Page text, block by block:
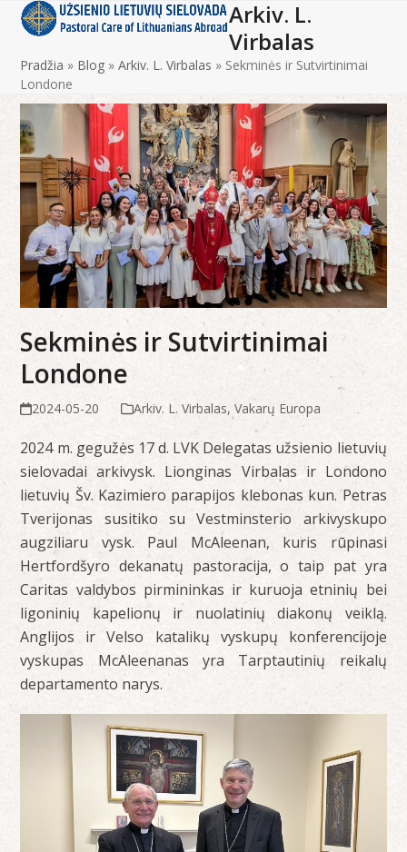
SkipOpen
mobile
menu
Close
mobile
menu
Arkiv. L.
Virbalas
Pradžia » Blog »Arkiv. L. Virbalas » Sekminės ir Sutvirtinimai
Londone
Sekminės ir Sutvirtinimai
Londone
2024-05-20 Arkiv. L. Virbalas, Vakarų Europa
2024 m. gegužės 17 d. LVK Delegatas užsienio lietuvių
sielovadai arkivysk. Lionginas Virbalas ir Londono
lietuvių Šv. Kazimiero parapijos klebonas kun. Petras
Tverijonas susitiko su Vestminsterio arkivyskupo
augziliaru vysk. Paul McAleenan, kuris rūpinasi
Hertfordšyro dekanatų pastoracija, o taip pat yra
Caritas valdybos pirmininkas ir kuruoja etninių bei
ligoninių kapelionų ir nuolatinių diakonų veiklą.
Anglijos ir Velso katalikų vyskupų konferencijoje
vyskupas McAleenanas yra Tarptautinių reikalų
departamento narys.